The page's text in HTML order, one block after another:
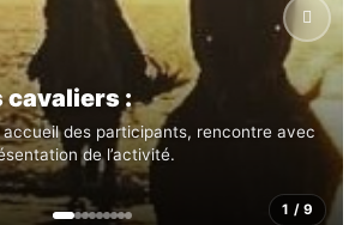
cavaliers :
des participants, rencontre avec
de l’activité.
1 / 9